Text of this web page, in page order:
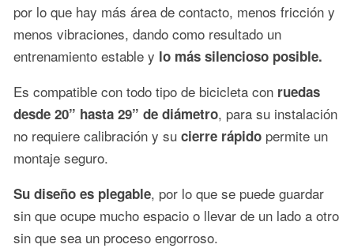
por lo que hay más área de contacto, menos fricción y
menos vibraciones, dando como resultado un
entrenamiento estable y lo más silencioso posible.
Es compatible con todo tipo de bicicleta con ruedas
desde 20” hasta 29” de diámetro, para su instalación
no requiere calibración y su cierre rápido permite un
montaje seguro.
Su diseño es plegable, por lo que se puede guardar
sin que ocupe mucho espacio o llevar de un lado a otro
sin que sea un proceso engorroso.